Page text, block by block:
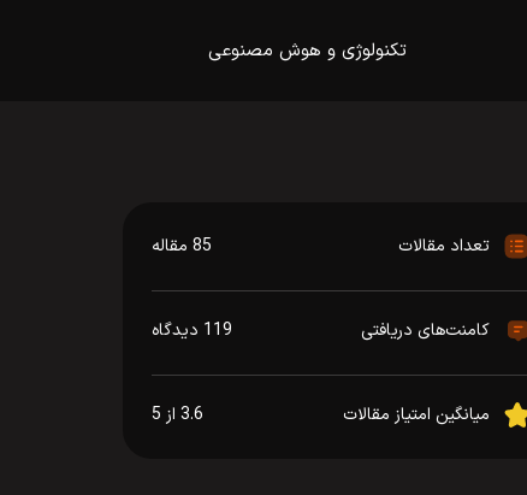
تکنولوژی و هوش مصنوعی
تعداد مقالات 85 مقاله
کامنت‌های دریافتی 119 دیدگاه
میانگین امتیاز مقالات 3.6 از 5